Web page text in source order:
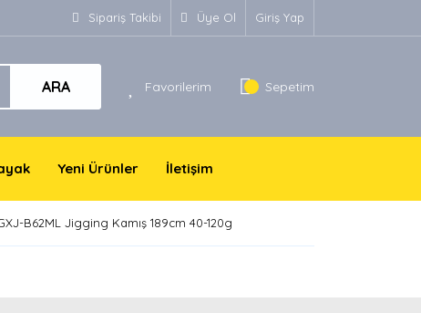
Sipariş Takibi Üye Ol Giriş Yap
ARA Favorilerim Sepetim
Yeni Ürünler İletişim
B62ML Jigging Kamış 189cm 40-120g